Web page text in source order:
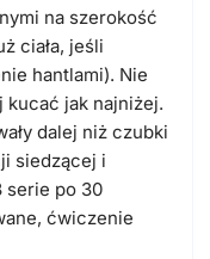
na szerokość
ciała, jeśli
hantlami). Nie
kucać jak najniżej.
dalej niż czubki
siedzącej i
serie po 30
ćwiczenie